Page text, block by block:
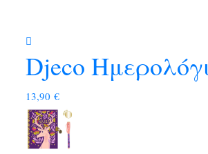
Djeco
13,90 €